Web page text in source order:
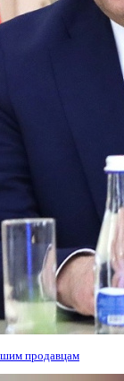
продавцам